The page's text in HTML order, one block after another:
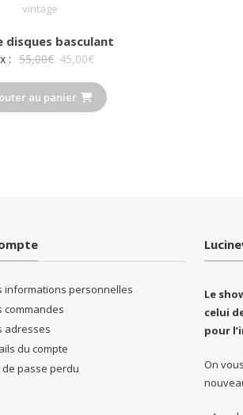
disques basculant
: 55,00€ Le
initial
était :
45,00€Le
actuel
est :
au panier
informations personnelles
commandes
adresses
du compte
de passe perdu
Le
celui
pour
On